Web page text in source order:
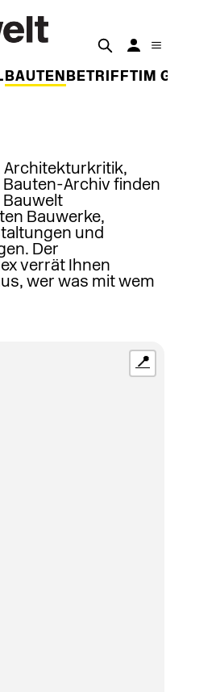
BAUTEN BETRIFFT IM
Architekturkritik,
Bauten-Archiv finden
Bauwelt
Bauwerke,
und
Der
verrät Ihnen
wer was mit wem
📍